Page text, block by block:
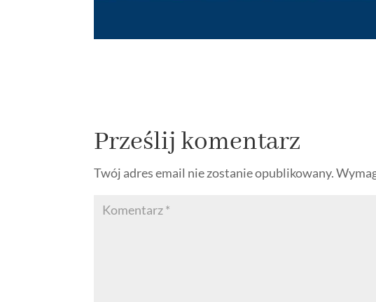
Prześlij komentarz
Twój adres email nie zostanie opublikowany.